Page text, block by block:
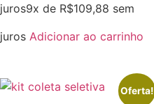
juros9x de R$109,88 sem
juros Adicionar ao carrinho
Oferta!